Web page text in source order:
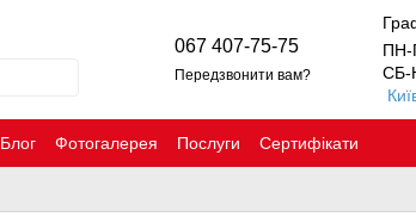
067 407-75-75
Передзвонити вам?
ПН-
СБ-
Блог Фотогалерея Послуги
Сертифікати